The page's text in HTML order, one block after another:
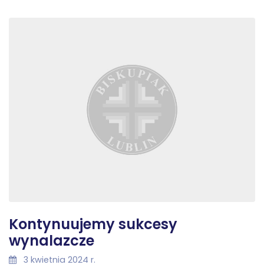
Kontynuujemy sukcesy
wynalazcze
3 kwietnia 2024 r.